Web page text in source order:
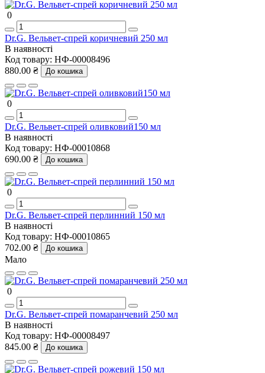
0
Dr.G. Вельвет-спрей коричневий 250 мл
В наявності
Код товару: НФ-00008496
880.00 ₴
До кошика
0
Dr.G. Вельвет-спрей оливковий150 мл
В наявності
Код товару: НФ-00010868
690.00 ₴
До кошика
0
Dr.G. Вельвет-спрей перлинний 150 мл
В наявності
Код товару: НФ-00010865
702.00 ₴
До кошика
Мало
0
Dr.G. Вельвет-спрей помаранчевий 250 мл
В наявності
Код товару: НФ-00008497
845.00 ₴
До кошика